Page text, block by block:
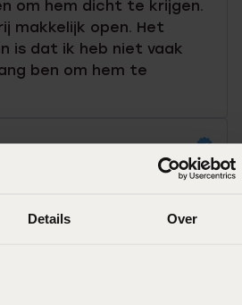
Details Over
om hem dicht te krijgen.
makkelijk open. Het
is dat ik heb niet vaak
ben om hem te